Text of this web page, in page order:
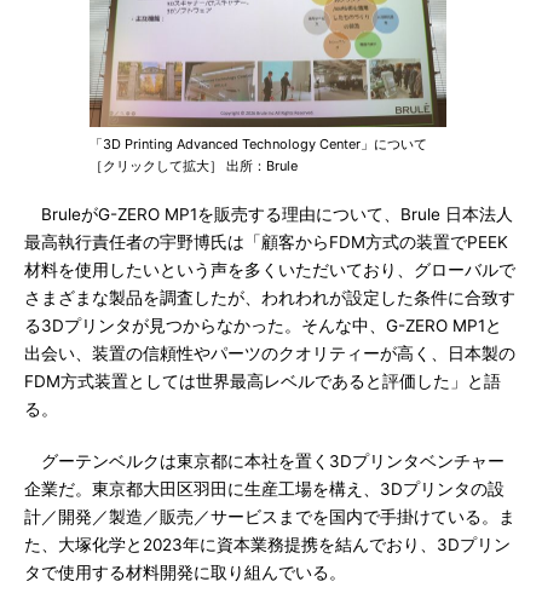
「3D Printing Advanced Technology Center」について
［クリックして拡大］ 出所：Brule
BruleがG-ZERO MP1を販売する理由について、Brule 日本法人
最高執行責任者の宇野博氏は「顧客からFDM方式の装置でPEEK
材料を使用したいという声を多くいただいており、グローバルで
さまざまな製品を調査したが、われわれが設定した条件に合致す
る3Dプリンタが見つからなかった。そんな中、G-ZERO MP1と
出会い、装置の信頼性やパーツのクオリティーが高く、日本製の
FDM方式装置としては世界最高レベルであると評価した」と語
る。
グーテンベルクは東京都に本社を置く3Dプリンタベンチャー
企業だ。東京都大田区羽田に生産工場を構え、3Dプリンタの設
計／開発／製造／販売／サービスまでを国内で手掛けている。ま
た、大塚化学と2023年に資本業務提携を結んでおり、3Dプリン
タで使用する材料開発に取り組んでいる。